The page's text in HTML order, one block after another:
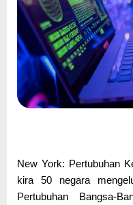
New York: Pertubuhan
kira 50 negara
Pertubuhan Bangsa-